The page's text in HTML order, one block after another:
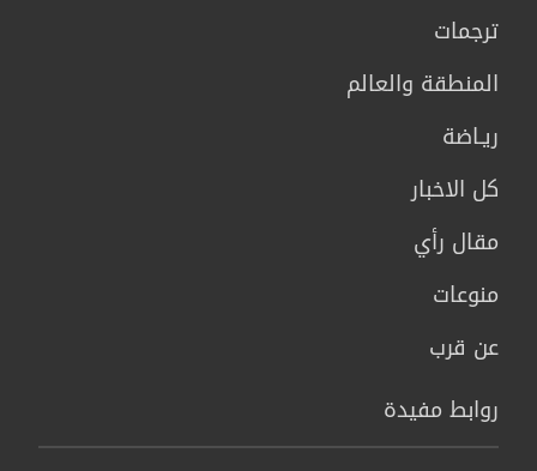
ترجمات
المنطقة والعالم
ريـاضة
كل الاخبار
مقال رأي
منوعات
عن قرب
روابط مفيدة